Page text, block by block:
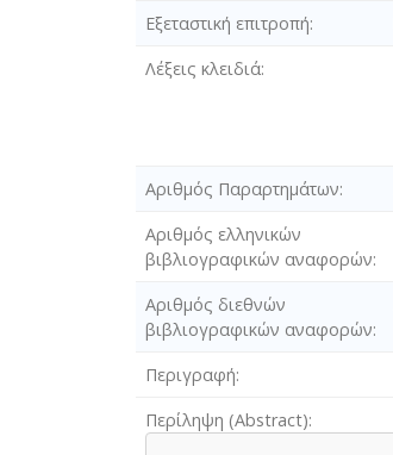
Εξεταστική επιτροπή
Λέξεις κλειδιά
Αριθμός Παραρτημάτων
Αριθμός ελληνικών
βιβλιογραφικών αναφορών
Αριθμός διεθνών
βιβλιογραφικών αναφορών
Περιγραφή
Περίληψη (Abstract)